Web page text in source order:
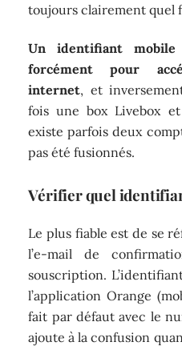
toujours clairement quel
Un identifiant
forcément pour
internet, et
fois une box Livebox
existe parfois deux
pas été fusionnés.
Vérifier quel
Le plus fiable est de se
l’e-mail de
souscription.
l’application Orange
fait par défaut avec le
ajoute à la confusion